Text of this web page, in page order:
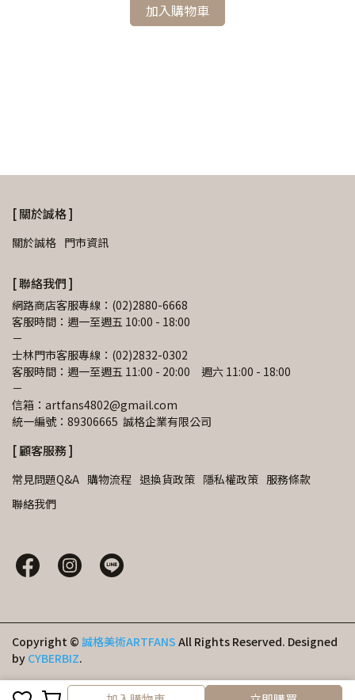
加入購物車
加入購物車
[ 關於誠格 ]
關於誠格 門市資訊
[ 聯絡我們 ]
網路商店客服專線：(02)2880-6668
客服時間：週一至週五 10:00 - 18:00
－
士林門市客服專線：(02)2832-0302
客服時間：週一至週五 11:00 - 20:00　週六 11:00 - 18:00
－
信箱：artfans4802@gmail.com
統一編號：89306665  誠格企業有限公司
[ 顧客服務 ]
常見問題Q&A 購物流程 退換貨政策 隱私權政策 服務條款
聯絡我們
Copyright © 誠格美術ARTFANS All Rights Reserved. Designed
by CYBERBIZ.